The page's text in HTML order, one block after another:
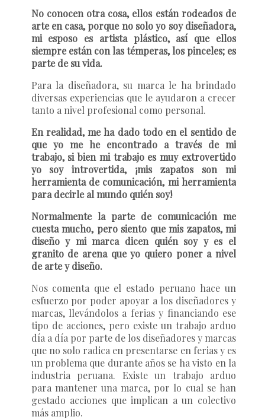
No conocen otra cosa, ellos están rodeados de
arte en casa, porque no solo yo soy diseñadora,
mi esposo es artista plástico, así que ellos
siempre están con las témperas, los pinceles; es
parte de su vida.
Para la diseñadora, su marca le ha brindado
diversas experiencias que le ayudaron a crecer
tanto a nivel profesional como personal.
En realidad, me ha dado todo en el sentido de
que yo me he encontrado a través de mi
trabajo, si bien mi trabajo es muy extrovertido
yo soy introvertida, ¡mis zapatos son mi
herramienta de comunicación, mi herramienta
para decirle al mundo quién soy!
Normalmente la parte de comunicación me
cuesta mucho, pero siento que mis zapatos, mi
diseño y mi marca dicen quién soy y es el
granito de arena que yo quiero poner a nivel
de arte y diseño.
Nos comenta que el estado peruano hace un
esfuerzo por poder apoyar a los diseñadores y
marcas, llevándolos a ferias y financiando ese
tipo de acciones, pero existe un trabajo arduo
día a día por parte de los diseñadores y marcas
que no solo radica en presentarse en ferias y es
un problema que durante años se ha visto en la
industria peruana. Existe un trabajo arduo
para mantener una marca, por lo cual se han
gestado acciones que implican a un colectivo
más amplio.